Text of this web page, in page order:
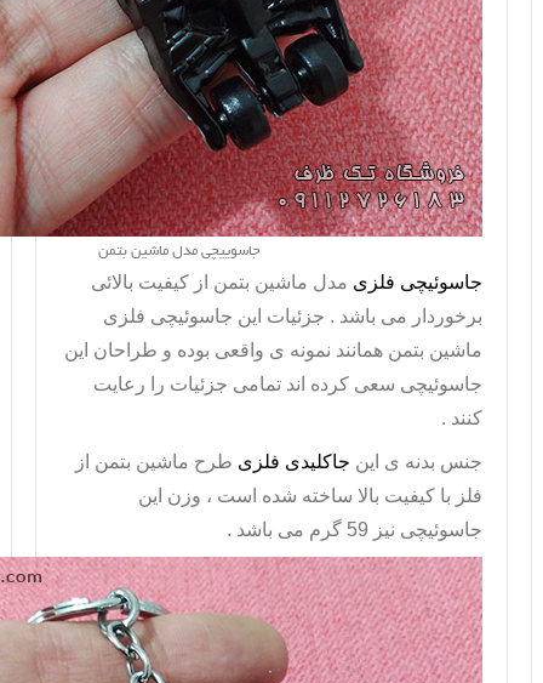
جاسوییچی مدل ماشین بتمن
جاسوئیچی فلزی مدل ماشین بتمن از کیفیت بالائی
برخوردار می باشد . جزئیات این جاسوئیچی فلزی
ماشین بتمن همانند نمونه ی واقعی بوده و طراحان این
جاسوئیچی سعی کرده اند تمامی جزئیات را رعایت
کنند .
جنس بدنه ی این جاکلیدی فلزی طرح ماشین بتمن از
فلز با کیفیت بالا ساخته شده است ، وزن این
جاسوئیچی نیز 59 گرم می باشد .